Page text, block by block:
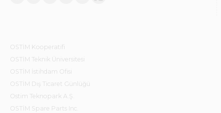
OSTİM Kooperatifi
OSTİM Teknik Üniversitesi
OSTİM İstihdam Ofisi
OSTİM Dış Ticaret Günlüğü
Ostim Teknopark A.Ş.
OSTİM Spare Parts Inc.